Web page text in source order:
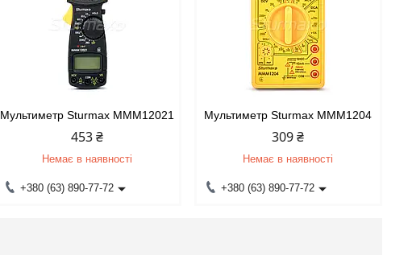
Мультиметр Sturmax MMM12021
453 ₴
Немає в наявності
+380 (63) 890-77-72
Мультиметр Sturmax MMM1204
309 ₴
Немає в наявності
+380 (63) 890-77-72